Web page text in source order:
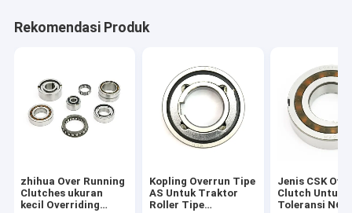
Rekomendasi Produk
zhihua Over Running
Clutches ukuran
kecil Overriding
Kopling Overrun Tipe
AS Untuk Traktor
Roller Tipe
Jenis CSK
Clutch Untuk
Toleransi N6